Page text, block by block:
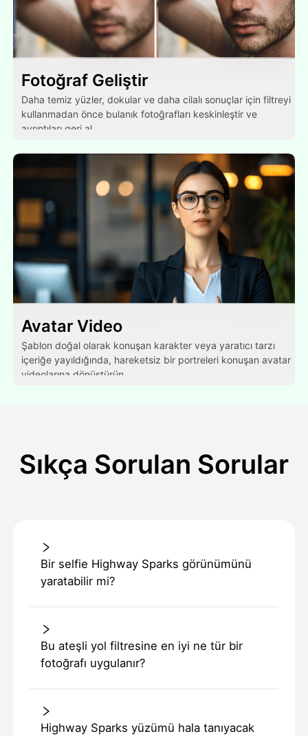
Fotoğraf Geliştir
Daha temiz yüzler, dokular ve daha cilalı sonuçlar için filtreyi
kullanmadan önce bulanık fotoğrafları keskinleştir ve
ayrıntıları geri al.
Avatar Video
Şablon doğal olarak konuşan karakter veya yaratıcı tarzı
içeriğe yayıldığında, hareketsiz bir portreleri konuşan avatar
videolarına dönüştürün.
Sıkça Sorulan Sorular
Bir selfie Highway Sparks görünümünü
yaratabilir mi?
Bu ateşli yol filtresine en iyi ne tür bir
fotoğrafı uygulanır?
Highway Sparks yüzümü hala tanıyacak